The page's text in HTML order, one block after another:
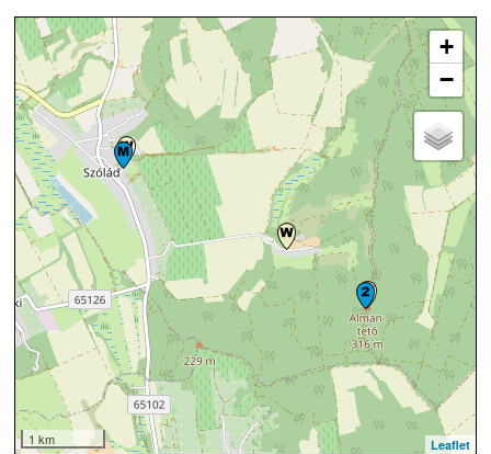
+
−
1 km
Leaflet